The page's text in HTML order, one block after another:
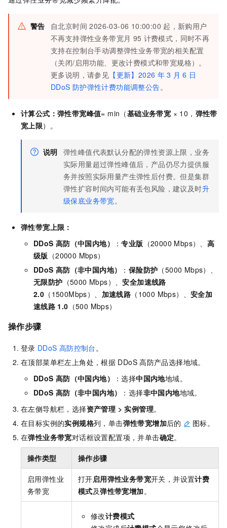
警告 自北京时间 2026-03-06 10:00:00 起，新购用户
不再支持弹性业务带宽月 95 计费模式，同时不再
支持在控制台手动调整弹性业务带宽的相关配置
（关闭/启用功能、更改计费模式和带宽规格）。
更多说明，请参见 【更新】2026 年 3 月 6 日
DDoS 防护弹性计费功能调整公告。
计算公式：弹性带宽峰值= min（基础业务带宽 × 10， 弹性带
宽上限）。
说明 弹性峰值代表默认分配的弹性资源上限，业务
实际用量超过弹性峰值后，产品仍尽力提供服
务并按照实际用量产生弹性后付费。但是集群
弹性扩容时间内可能有丢包风险，建议及时升
级保底业务带宽。
弹性带宽上限：
DDoS 高防（中国内地） ：专业版 （20000 Mbps）、 高
级版 （20000 Mbps）
DDoS 高防（非中国内地） ： 保险防护 （5000 Mbps）、
无限防护 （5000 Mbps）、安全加速线路
2.0 （1500Mbps）、 加速线路 （1000 Mbps）、安全加
速线路 1.0 （500 Mbps）
操作步骤
登录 DDoS 高防控制台。
在顶部菜单栏左上角处，根据 DDoS 高防产品选择地域。
DDoS 高防（中国内地） ：选择中国内地地域。
DDoS 高防（非中国内地） ：选择非中国内地地域。
在左侧导航栏，选择资产管理 >实例管理。
在目标实例的实例规格列，单击弹性带宽增加后的
图标。
在弹性业务带宽对话框设置配置项，并单击确定。
操作类型 操作步骤
启用弹性业
务带宽
打开启用弹性业务带宽开关，并设置计费
模式及弹性带宽增加。
修改计费模式